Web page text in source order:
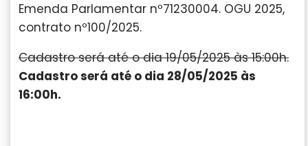
Emenda Parlamentar nº71230004. OGU 2025,
contrato nº100/2025.
Cadastro será até o dia 19/05/2025 às 15:00h.
Cadastro será até o dia 28/05/2025 às
16:00h.